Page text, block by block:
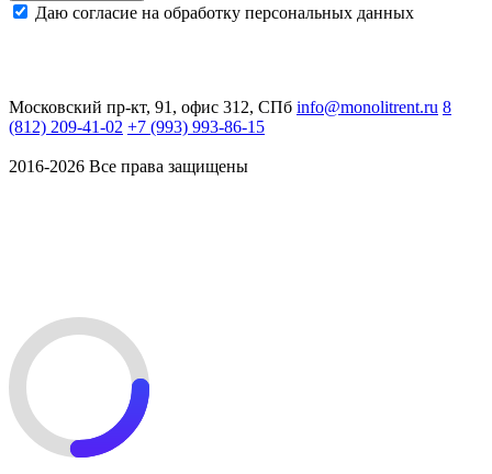
Даю согласие на обработку персональных данных
Московский пр-кт, 91, офис 312, СПб info@monolitrent.ru 8
(812) 209-41-02 +7 (993) 993-86-15
2016-2026 Все права защищены